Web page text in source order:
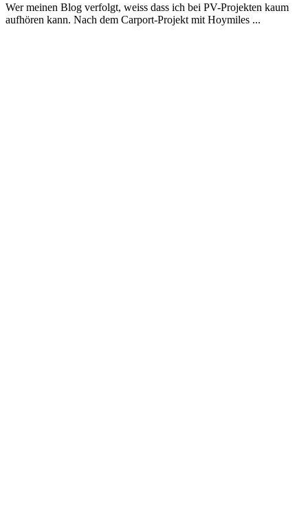
Wer meinen Blog verfolgt, weiss dass ich bei PV-Projekten kaum
aufhören kann. Nach dem Carport-Projekt mit Hoymiles ...